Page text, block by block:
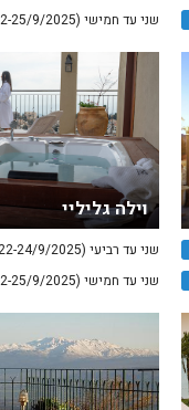
שני עד חמישי (22-25/9/2025)
וילה גליליי
שני עד רביעי (22-24/9/2025)
שני עד חמישי (22-25/9/2025)